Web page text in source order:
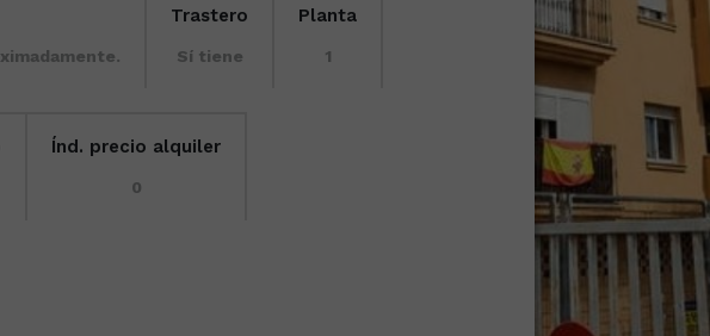
Trastero
Sí tiene
Planta
1
Índ. precio alquiler
0